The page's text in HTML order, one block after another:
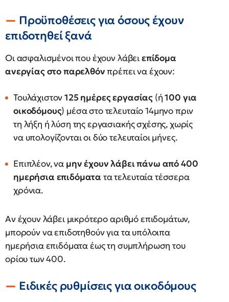
Προϋποθέσεις για όσους έχουν
επιδοτηθεί ξανά
Οι ασφαλισμένοι που έχουν λάβειεπίδομα
ανεργίας στο παρελθόνπρέπει να έχουν:
Τουλάχιστον125 ημέρες εργασίας (ή100 για
οικοδόμους) μέσα στο τελευταίο 14μηνο πριν
τη λήξη ή λύση της εργασιακής σχέσης, χωρίς
να υπολογίζονται οι δύο τελευταίοι μήνες.
Επιπλέον, να μην έχουν λάβει πάνω από 400
ημερήσια επιδόματα τα τελευταία τέσσερα
χρόνια.
Αν έχουν λάβει μικρότερο αριθμό επιδομάτων,
μπορούν να επιδοτηθούν για τα υπόλοιπα
ημερήσια επιδόματα έως τη συμπλήρωση του
ορίου των 400.
Ειδικές ρυθμίσεις για οικοδόμους